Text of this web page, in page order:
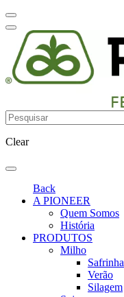
Clear
Back
A PIONEER
Quem Somos
História
PRODUTOS
Milho
Safrinha
Verão
Silagem